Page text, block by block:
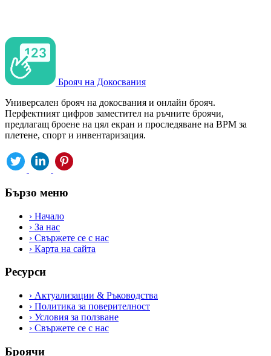
Брояч на Докосвания
Универсален брояч на докосвания и онлайн брояч.
Перфектният цифров заместител на ръчните броячи,
предлагащ броене на цял екран и проследяване на BPM за
плетене, спорт и инвентаризация.
Бързо меню
› Начало
› За нас
› Свържете се с нас
› Карта на сайта
Ресурси
› Актуализации & Ръководства
› Политика за поверителност
› Условия за ползване
› Свържете се с нас
Броячи